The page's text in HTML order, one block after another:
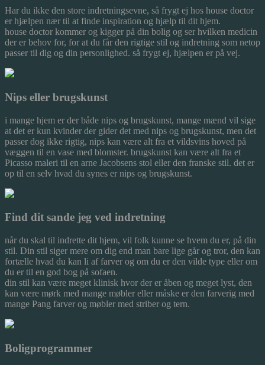
Har du ikke den store indretningsevne, så frygt ej hos house doctor
er hjælpen nær til at finde inspiration og hjælp til dit hjem.
house doctor kommer og kigger på din bolig og ser hvilken medicin
der er behov for, for at du får den rigtige stil og indretning som netop
passer til dig og din personlighed. så frygt ej, hjælpen er på vej.
Nips eller brugskunst
i mange hjem er der både nips og brugskunst, mange mænd vil sige
at det er kun kvinder der gider det med nips og brugskunst, men det
passer dog ikke rigtig, nips kan være alt fra et vildsvins hoved på
væggen til en vase med blomster. brugskunst kan være alt fra et
Picasso maleri til en arne Jacobsens stol eller den franske stil. det er
op til en selv hvad du synes er nips og brugskunst.
Find dit sande jeg ved indretning
når du skal til indrette dit hjem, vil folk kunne se hvem du er, på din
stil. Din stil siger mere om dig end man bare lige går og tror, den kan
fortælle hvad du kan li af farver og om du er den vilde type eller om
du er til en god bog på sofaen.
din stil kan være meget klinisk hvor der er åben og meget lyst, den
kan være mørk med mange møbler eller måske er den farverig med
mange Pang farver og møbler med striber og tern.
Boligprogrammer